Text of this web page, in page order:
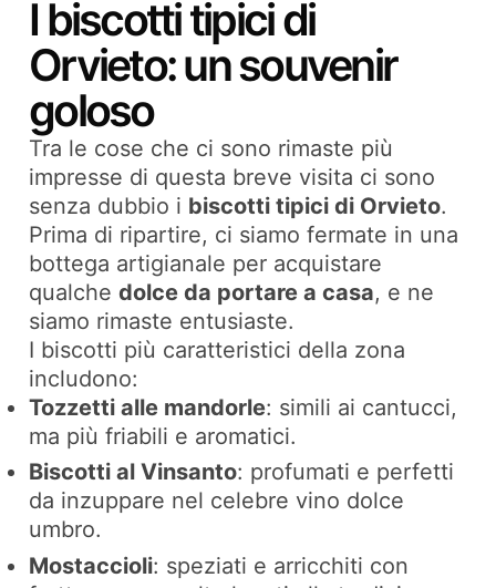
I biscotti tipici di
Orvieto: un souvenir
goloso
Tra le cose che ci sono rimaste più
impresse di questa breve visita ci sono
senza dubbio i biscotti tipici di Orvieto.
Prima di ripartire, ci siamo fermate in una
bottega artigianale per acquistare
qualchedolce da portare a casa, e ne
siamo rimaste entusiaste.
I biscotti più caratteristici della zona
includono:
Tozzetti alle mandorle: simili ai cantucci,
ma più friabili e aromatici.
Biscotti al Vinsanto: profumati e perfetti
da inzuppare nel celebre vino dolce
umbro.
Mostaccioli: speziati e arricchiti con